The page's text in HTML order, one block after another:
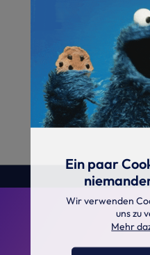
Ein paar
Wir verwenden
uns zu
Mehr